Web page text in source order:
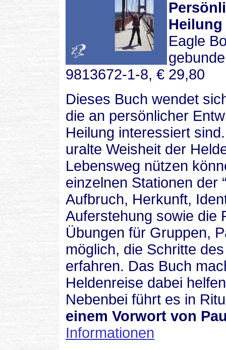
Eagle
9813672-1-8, € 29,80
Dieses Buch wendet
die an persönlicher
Heilung interessiert
uralte Weisheit der
Lebensweg nützen
einzelnen Stationen der
Aufbruch, Herkunft,
Auferstehung sowie die
Übungen für Gruppen,
möglich, die Schritte
erfahren. Das Buch
Heldenreise dabei
Nebenbei führt es in
einem Vorwort von
Informationen